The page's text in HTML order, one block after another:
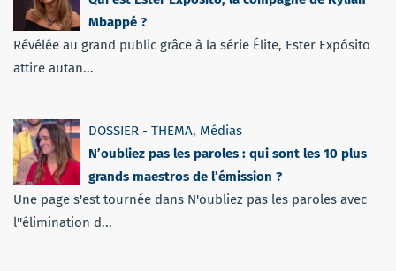
Mbappé ?
Révélée au grand public grâce à la série Élite, Ester Expósito
attire autan...
DOSSIER - THEMA, Médias
N’oubliez pas les paroles : qui sont les 10 plus
grands maestros de l’émission ?
Une page s'est tournée dans N'oubliez pas les paroles avec
l''élimination d...